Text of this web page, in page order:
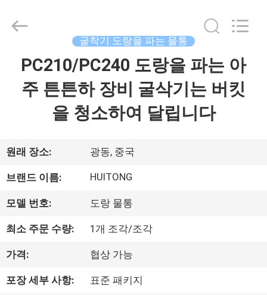
VR
우
리
에
2025
Guangzhou
Reserved.
굴착기 도랑을 파는 물통
PC210/PC240 도랑을 파는 아
주 튼튼하 장비 굴삭기는 버킷
을 청소하여 달립니다
원래 장소: 광동, 중국
브랜드 이름: HUITONG
모델 번호: 도랑 물통
최소 주문 수량: 1개 조각/조각
가격: 협상 가능
포장 세부 사항: 표준 패키지